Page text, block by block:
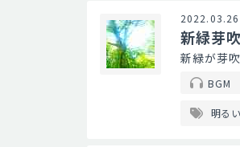
2022.03.26
新緑芽
新緑が芽
BGM
明るい